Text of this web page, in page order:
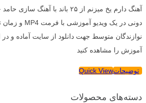
آهنگ دارم یخ میزنم از ۲۵ باند با
نوازندگان متوسط جهت دانلود از سایت آماده و در
آموزش را مشاهده کنید
توضیحاتQuick View
دسته‌های محصولات